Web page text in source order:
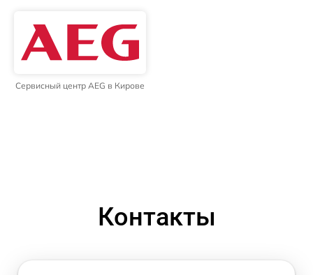
Сервисный центр AEG в Кирове
Контакты